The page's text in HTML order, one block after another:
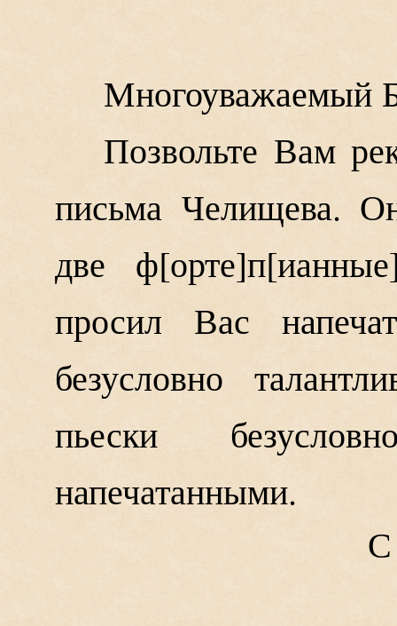
Многоуважаемый
Позвольте Вам
письма Челищева.
две ф орте п ианные
просил Вас
безусловно
пьески
напечатанными.
С